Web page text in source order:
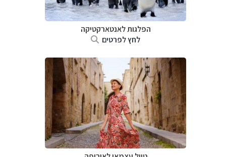
הפלגות לאנטארקטיקה
לחץ לפרטים